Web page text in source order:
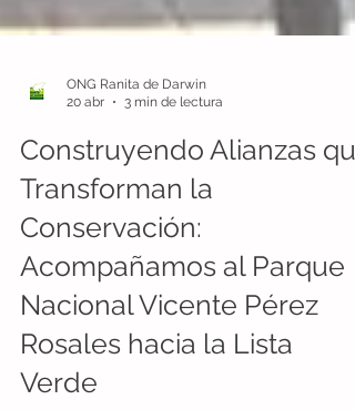
20 abr
3 min de lectura
Construyendo Alianzas que
Transforman la
Conservación:
Acompañamos al Parque
Nacional Vicente Pérez
Rosales hacia la Lista